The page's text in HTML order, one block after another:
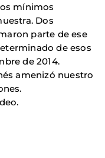
mínimos
Dos
parte de ese
de esos
de 2014.
amenizó nuestro